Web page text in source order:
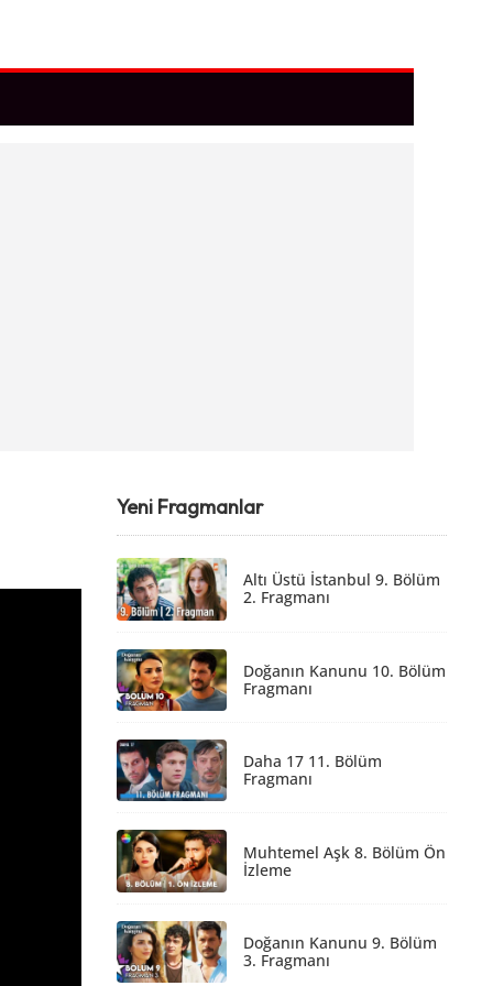
Yeni Fragmanlar
Altı Üstü İstanbul 9. Bölüm
2. Fragmanı
Doğanın Kanunu 10. Bölüm
Fragmanı
Daha 17 11. Bölüm
Fragmanı
Muhtemel Aşk 8. Bölüm Ön
İzleme
Doğanın Kanunu 9. Bölüm
3. Fragmanı